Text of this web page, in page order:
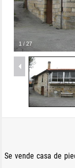
1 / 27
Se vende casa de